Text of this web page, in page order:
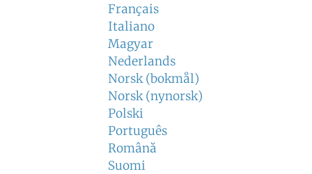
Français
Italiano
Magyar
Nederlands
Norsk (bokmål)
Norsk (nynorsk)
Polski
Português
Română
Suomi